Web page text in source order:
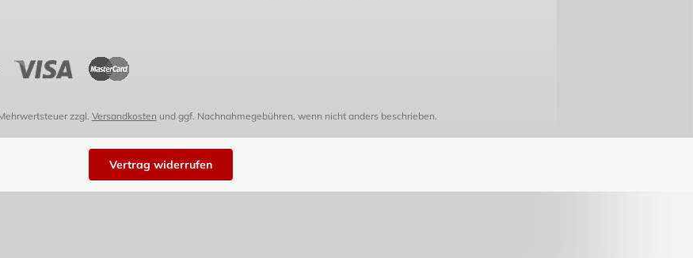
zzgl. Versandkosten und ggf. Nachnahmegebühren, wenn nicht anders beschrieben.
Vertrag widerrufen